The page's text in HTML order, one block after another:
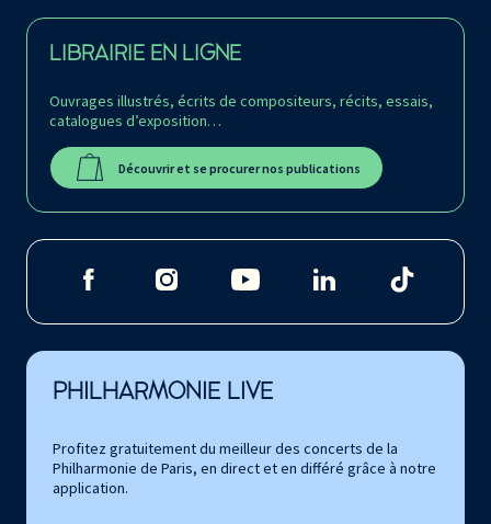
LIBRAIRIE EN LIGNE
Ouvrages illustrés, écrits de compositeurs, récits, essais,
catalogues d’exposition…
Découvrir et se procurer nos publications
PHILHARMONIE LIVE
Profitez gratuitement du meilleur des concerts de la
Philharmonie de Paris, en direct et en différé grâce à notre
application.